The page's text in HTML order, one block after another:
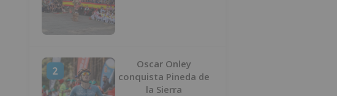
2
Oscar Onley
conquista Pineda de
la Sierra